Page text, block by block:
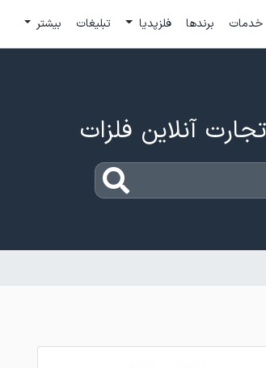
خدمات برندها فلزپدیا تبلیغات بیشتر